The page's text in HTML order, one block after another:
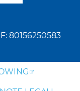
80156250583